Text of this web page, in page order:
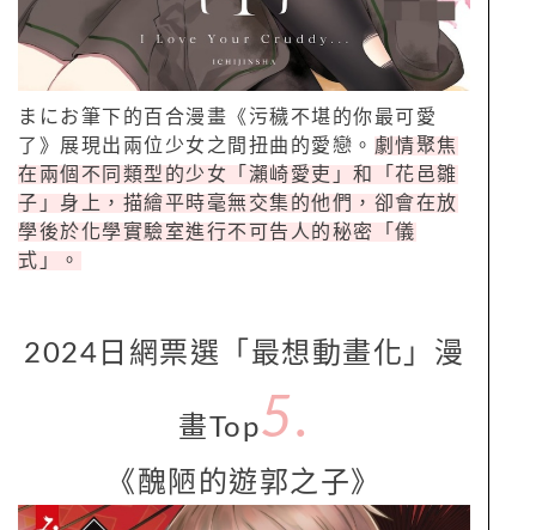
まにお筆下的百合漫畫《污穢不堪的你最可愛
了》展現出兩位少女之間扭曲的愛戀。 劇情聚焦
在兩個不同類型的少女「瀨崎愛吏」和「花邑雛
子」身上，描繪平時毫無交集的他們，卻會在放
學後於化學實驗室進行不可告人的秘密「儀
式」。
2024日網票選「最想動畫化」漫
畫Top5.
《醜陋的遊郭之子》